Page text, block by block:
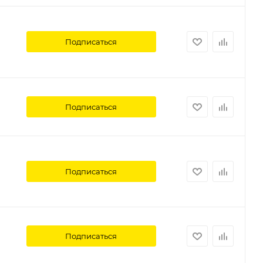
Подписаться
Подписаться
Подписаться
Подписаться